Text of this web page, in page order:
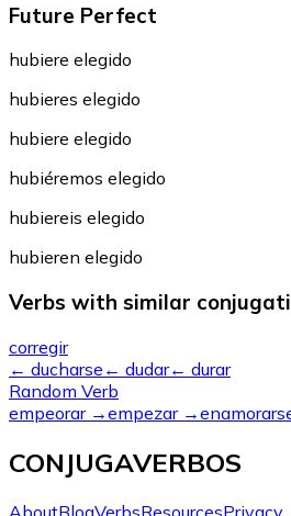
Future Perfect
hubiere elegido
hubieres elegido
hubiere elegido
hubiéremos elegido
hubiereis elegido
hubieren elegido
Verbs with similar
corregir
← ducharse ← dudar← durar
Random Verb
empeorar→empezar→
CONJUGAVERBOS
AboutBlogVerbsResourcesPrivacy